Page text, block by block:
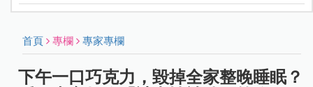
首頁 專欄 專家專欄
下午一口巧克力，毀掉全家整晚睡眠？